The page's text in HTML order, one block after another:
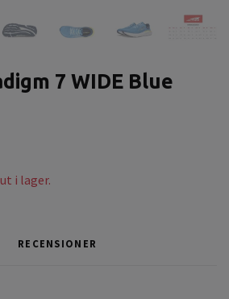
7 WIDE Blue
i lager.
RECENSIONER